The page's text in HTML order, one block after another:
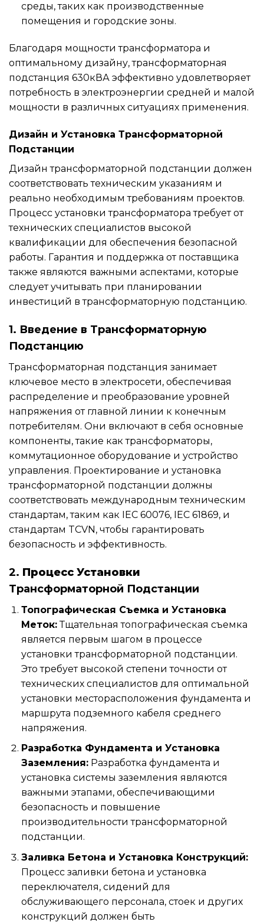
среды, таких как производственные
помещения и городские зоны.
Благодаря мощности трансформатора и
оптимальному дизайну, трансформаторная
подстанция 630кВА эффективно удовлетворяет
потребность в электроэнергии средней и малой
мощности в различных ситуациях применения.
Дизайн и Установка Трансформаторной
Подстанции
Дизайн трансформаторной подстанции должен
соответствовать техническим указаниям и
реально необходимым требованиям проектов.
Процесс установки трансформатора требует от
технических специалистов высокой
квалификации для обеспечения безопасной
работы. Гарантия и поддержка от поставщика
также являются важными аспектами, которые
следует учитывать при планировании
инвестиций в трансформаторную подстанцию.
1. Введение в Трансформаторную
Подстанцию
Трансформаторная подстанция занимает
ключевое место в электросети, обеспечивая
распределение и преобразование уровней
напряжения от главной линии к конечным
потребителям. Они включают в себя основные
компоненты, такие как трансформаторы,
коммутационное оборудование и устройство
управления. Проектирование и установка
трансформаторной подстанции должны
соответствовать международным техническим
стандартам, таким как IEC 60076, IEC 61869, и
стандартам TCVN, чтобы гарантировать
безопасность и эффективность.
2. Процесс Установки
Трансформаторной Подстанции
Топографическая Съемка и Установка
Меток:Тщательная топографическая съемка
является первым шагом в процессе
установки трансформаторной подстанции.
Это требует высокой степени точности от
технических специалистов для оптимальной
установки месторасположения фундамента и
маршрута подземного кабеля среднего
напряжения.
Разработка Фундамента и Установка
Заземления:Разработка фундамента и
установка системы заземления являются
важными этапами, обеспечивающими
безопасность и повышение
производительности трансформаторной
подстанции.
Заливка Бетона и Установка Конструкций:
Процесс заливки бетона и установка
переключателя, сидений для
обслуживающего персонала, стоек и других
конструкций должен быть